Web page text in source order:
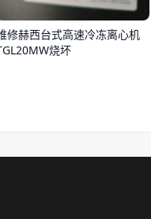
修赫西台式高速冷冻离心机
烧坏